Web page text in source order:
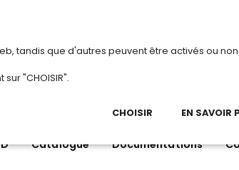
Du 3 au 28 août 2026, TDI
Catalogue Documentations
tandis que d'autres peuvent être activés ou
"CHOISIR".
CHOISIR EN SAVOIR